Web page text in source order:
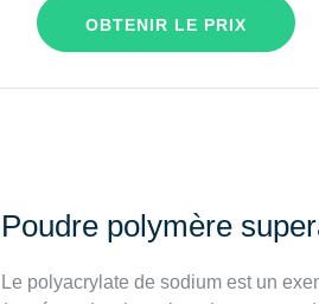
OBTENIR LE PRIX
Poudre polymère
Le polyacrylate de sodium est un